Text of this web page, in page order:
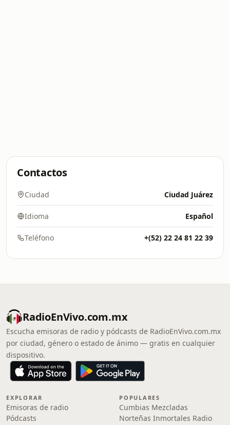
Contactos
Ciudad Ciudad Juárez
Idioma Español
Teléfono +(52) 22 24 81 22 39
RadioEnVivo.com.mx
Escucha emisoras de radio y pódcasts de RadioEnVivo.com.mx
por ciudad, género o estado de ánimo — gratis en cualquier
dispositivo.
EXPLORAR
Emisoras de radio
Pódcasts
POPULARES
Cumbias Mezcladas
Norteñas Inmortales Radio